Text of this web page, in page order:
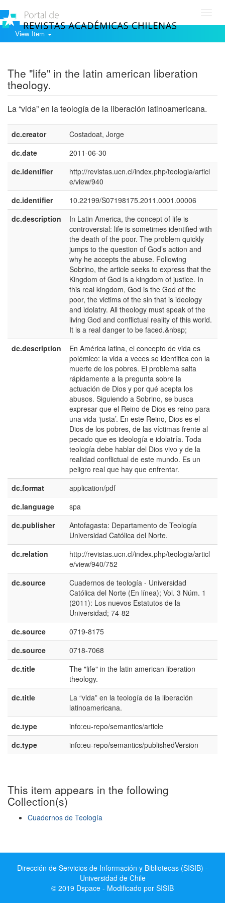
View Item
The "life" in the latin american liberation
theology.
La “vida” en la teología de la liberación latinoamericana.
dc.creator
Costadoat, Jorge
dc.date
2011-06-30
dc.identifier
http://revistas.ucn.cl/index.php/teologia/articl
e/view/940
dc.identifier
10.22199/S07198175.2011.0001.00006
dc.description
In Latin America, the concept of life is
controversial: life is sometimes identified with
the death of the poor. The problem quickly
jumps to the question of God’s action and
why he accepts the abuse. Following
Sobrino, the article seeks to express that the
Kingdom of God is a kingdom of justice. In
this real kingdom, God is the God of the
poor, the victims of the sin that is ideology
and idolatry. All theology must speak of the
living God and conflictual reality of this world.
It is a real danger to be faced.&nbsp;
dc.description
En América latina, el concepto de vida es
polémico: la vida a veces se identifica con la
muerte de los pobres. El problema salta
rápidamente a la pregunta sobre la
actuación de Dios y por qué acepta los
abusos. Siguiendo a Sobrino, se busca
expresar que el Reino de Dios es reino para
una vida ‘justa’. En este Reino, Dios es el
Dios de los pobres, de las víctimas frente al
pecado que es ideología e idolatría. Toda
teología debe hablar del Dios vivo y de la
realidad conflictual de este mundo. Es un
peligro real que hay que enfrentar.
dc.format
application/pdf
dc.language
spa
dc.publisher
Antofagasta: Departamento de Teología
Universidad Católica del Norte.
dc.relation
http://revistas.ucn.cl/index.php/teologia/articl
e/view/940/752
dc.source
Cuadernos de teología - Universidad
Católica del Norte (En línea); Vol. 3 Núm. 1
(2011): Los nuevos Estatutos de la
Universidad; 74-82
dc.source
0719-8175
dc.source
0718-7068
dc.title
The "life" in the latin american liberation
theology.
dc.title
La “vida” en la teología de la liberación
latinoamericana.
dc.type
info:eu-repo/semantics/article
dc.type
info:eu-repo/semantics/publishedVersion
This item appears in the following
Collection(s)
Cuadernos de Teología
Dirección de Servicios de Información y Bibliotecas (SISIB) -
Universidad de Chile
© 2019 Dspace - Modificado por SISIB